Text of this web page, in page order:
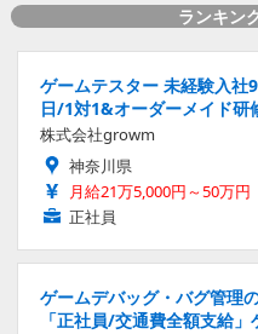
ランキン
ゲームテスター 未経験入
日/1対1&オーダーメイド研
株式会社growm
神奈川県
月給21万5,000円～50万円
正社員
ゲームデバッグ・バグ管理
「正社員/交通費全額支給